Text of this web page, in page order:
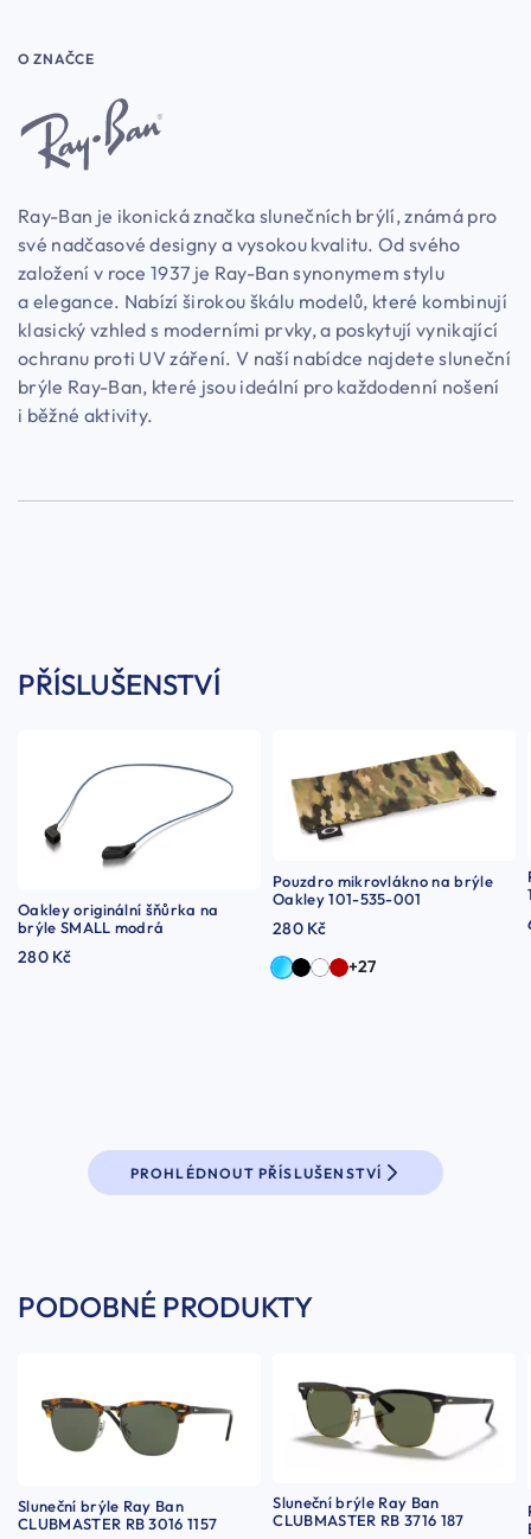
O ZNAČCE
Ray-Ban je ikonická značka slunečních brýlí, známá pro
své nadčasové designy a vysokou kvalitu. Od svého
založení v roce 1937 je Ray-Ban synonymem stylu
a elegance. Nabízí širokou škálu modelů, které kombinují
klasický vzhled s moderními prvky, a poskytují vynikající
ochranu proti UV záření. V naší nabídce najdete sluneční
brýle Ray-Ban, které jsou ideální pro každodenní nošení
i běžné aktivity.
PŘÍSLUŠENSTVÍ
Oakley originální šňůrka na
brýle SMALL modrá
280 Kč
Pouzdro mikrovlákno na brýle
Oakley 101-535-001
280 Kč
+27
PROHLÉDNOUT PŘÍSLUŠENSTVÍ
PODOBNÉ PRODUKTY
Sluneční brýle Ray Ban
CLUBMASTER RB 3016 1157
Sluneční brýle Ray Ban
CLUBMASTER RB 3716 187